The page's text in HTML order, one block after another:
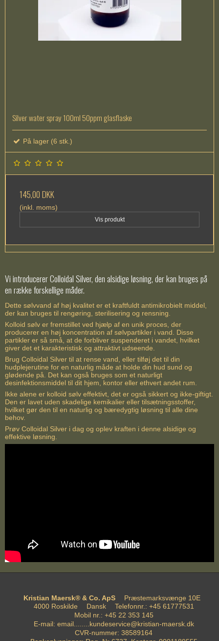
Silver water spray 100ml 50ppm glasflaske
På lager (6 stk.)
145,00 DKK
(inkl. moms)
Vis produkt
Vi introducerer Colloidal Silver, den alsidige løsning, der kan bruges på
en række forskellige måder.
Dette sølvvand af høj kvalitet er et kraftfuldt antimikrobielt middel,
der kan bruges til rengøring, sterilisering og rensning.
Kolloid sølv er fremstillet ved hjælp af en unik proces, der
producerer en høj koncentration af sølvpartikler i vand. Disse
partikler er så små, at de forbliver suspenderet i vandet, hvilket
giver det et karakteristisk og attraktivt udseende.
Brug Colloidal Silver til at rense vand, eller tilføj det til din
hudplejerutine for en naturlig måde at holde din hud sund og
glødende på. Det kan også bruges som et naturligt
desinfektionsmiddel til dit hjem, kontor eller ethvert andet rum.
Ikke alene er kolloid sølv effektivt, det er også sikkert og ikke-giftigt.
Den er lavet uden skadelige kemikalier eller tilsætningsstoffer,
hvilket gør den til en naturlig og bæredygtig løsning til alle dine
behov.
Prøv Colloidal Silver i dag og oplev kraften i denne alsidige og
effektive løsning.
Kristian Maersk® & Co. ApS
Præstemarksvænge 10E
4000 Roskilde
Dansk Telefonnr.: +45 61777531
Mobil nr.: +45 22 353 145
E-mail: email........kundeservice@kristian-maersk.dk
CVR-nummer: 38589164